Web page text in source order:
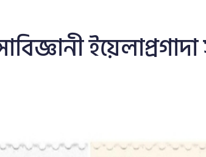
ইয়েলাপ্রগাদা